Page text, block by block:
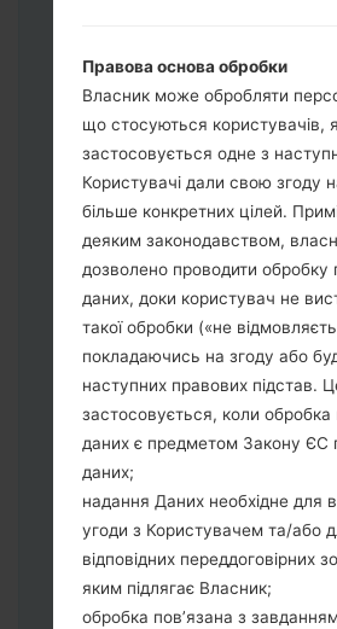
прошивки тут) або 5
прошивки тут) файлів
AP: "System & Recovery"
CP: "Modem & Radio"
CSC_***: "Country &
HOME_CSC_***:
Operator"
Додайте усі файли у
Якщо ви хочете
скинути до
оберіть CSC_***, у
виберіть
збереження Ваших
Тепер вимкніть
"Download" режим. Усі
зробити:
Натисніть та
живлення, збільшення
Натисніть та
зменшення та
Правова основа обробки
Власник може обробляти
що стосуються користувачів,
застосовується одне з
Користувачі дали свою згоду
більше конкретних цілей.
деяким законодавством,
дозволено проводити обробку
даних, доки користувач не
такої обробки («не
покладаючись на згоду або
наступних правових підстав.
застосовується, коли
даних є предметом Закону ЄС
даних;
надання Даних необхідне для
угоди з Користувачем та/або
відповідних переддоговірних
яким підлягає Власник;
обробка пов’язана з